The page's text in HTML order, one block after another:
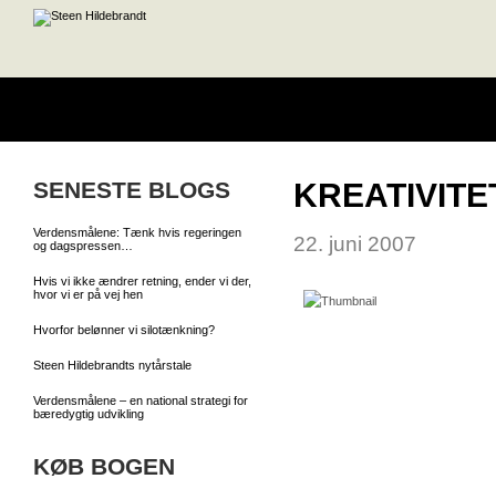
SENESTE BLOGS
Verdensmålene: Tænk hvis regeringen
og dagspressen…
Hvis vi ikke ændrer retning, ender vi der,
hvor vi er på vej hen
Hvorfor belønner vi silotænkning?
Steen Hildebrandts nytårstale
Verdensmålene – en national strategi for
bæredygtig udvikling
KØB BOGEN
22. juni 2007